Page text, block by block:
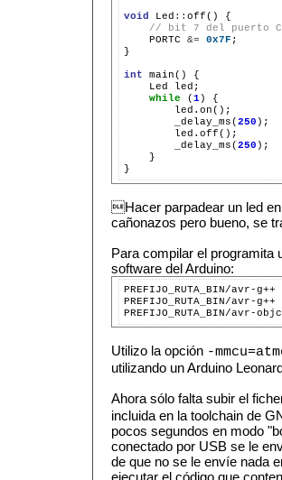
void Led :: off() {
// bit 7 del puerto
    PORTC
&= 0x7F ;
}
int main() {
    Led led;
while ( 1) {
        led.on();
        _delay_ms(
250 );
        led.off();
        _delay_ms(
250 );
    }
Hacer parpadear un led
cañonazos pero bueno, se
Para compilar el programita
software del Arduino:
PREFIJO_RUTA_BIN/avr-g++
PREFIJO_RUTA_BIN/avr-g++
Utilizo la opción -
utilizando un Arduino
Ahora sólo falta subir el
incluida en la toolchain de
pocos segundos en modo
conectado por USB se le
de que no se le envíe nada